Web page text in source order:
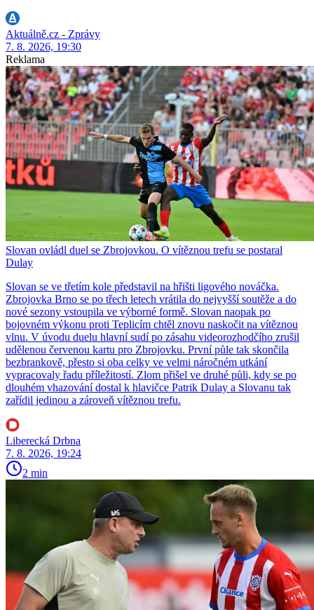
Aktuálně.cz - Zprávy
7. 8. 2026, 19:30
Reklama
Slovan ovládl duel se Zbrojovkou. O vítěznou trefu se postaral
Dulay
Slovan se ve třetím kole představil na hřišti ligového nováčka.
Zbrojovka Brno se po třech letech vrátila do nejvyšší soutěže a do
nové sezony vstoupila ve výborné formě. Slovan naopak po
bojovném výkonu proti Teplicím chtěl znovu naskočit na vítěznou
vlnu. V úvodu duelu hlavní sudí po zásahu videorozhodčího zrušil
udělenou červenou kartu pro Zbrojovku. První půle tak skončila
bezbrankově, přesto si oba celky ve velmi náročném utkání
vypracovaly řadu příležitostí. Zlom přišel ve druhé půli, kdy se po
dlouhém vhazování dostal k hlavičce Patrik Dulay a Slovanu tak
zařídil jedinou a zároveň vítěznou trefu.
Liberecká Drbna
7. 8. 2026, 19:24
2 min